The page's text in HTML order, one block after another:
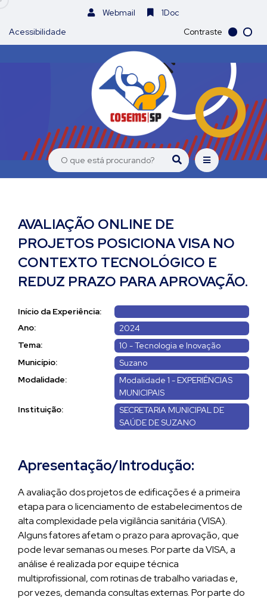
Webmail
1Doc
Acessibilidade
Contraste
AVALIAÇÃO ONLINE DE
PROJETOS POSICIONA VISA NO
CONTEXTO TECNOLÓGICO E
REDUZ PRAZO PARA APROVAÇÃO.
Início da Experiência:
Ano:
2024
Tema:
10 - Tecnologia e Inovação
Município:
Suzano
Modalidade:
Modalidade 1 - EXPERIÊNCIAS
MUNICIPAIS
Instituição:
SECRETARIA MUNICIPAL DE
SAÚDE DE SUZANO
Apresentação/Introdução:
A avaliação dos projetos de edificações é a primeira
etapa para o licenciamento de estabelecimentos de
alta complexidade pela vigilância sanitária (VISA).
Alguns fatores afetam o prazo para aprovação, que
pode levar semanas ou meses. Por parte da VISA, a
análise é realizada por equipe técnica
multiprofissional, com rotinas de trabalho variadas e,
por vezes, demanda consultas externas. Por parte do